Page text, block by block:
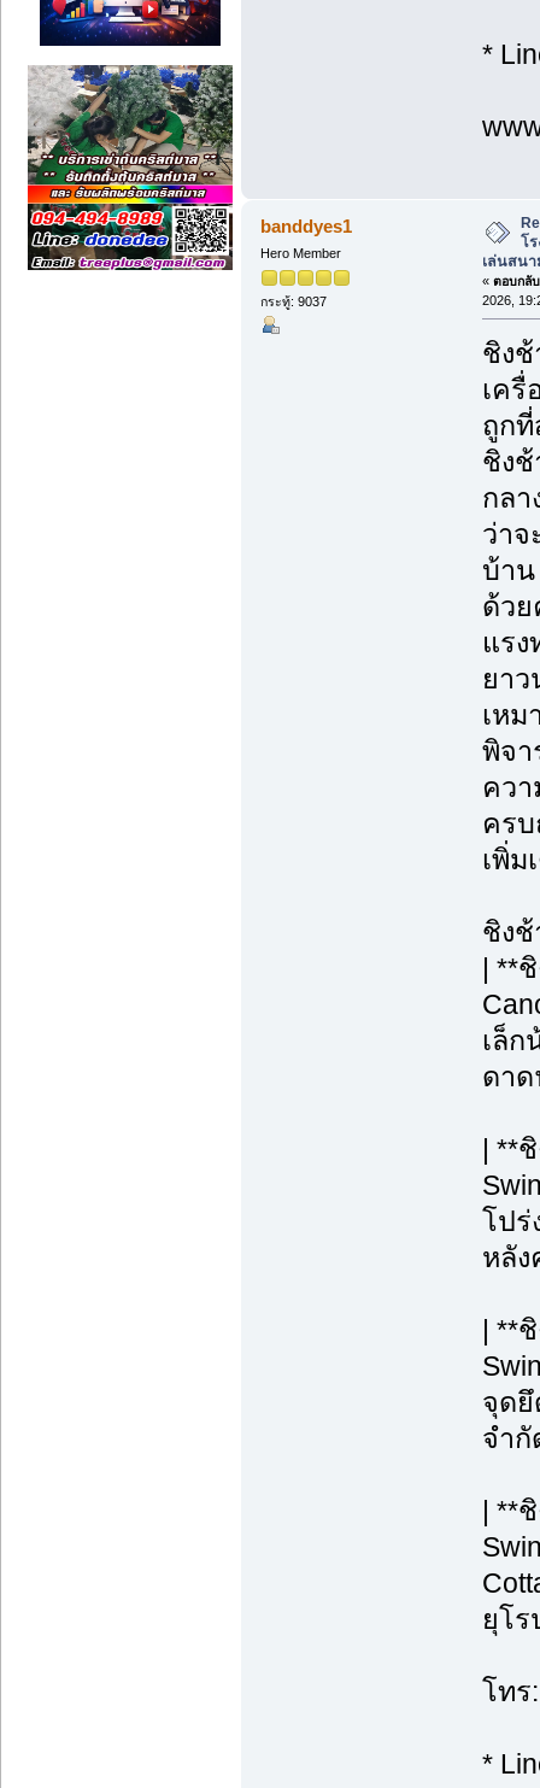
*
banddyes1
Hero Member
กระทู้: 9037
โ
เล่นสนา
« ตอบกลั
2026,
ชิงช้
เครื่
ถูกที่
ชิงช้
กลา
ว่าจ
บ้าน
ด้วย
แร
ยาว
เหม
พิจา
ควา
คร
เพิ่ม
ชิงช้
| **
เล็ก
ดา
| **
โปร่
หลัง
| **
จุด
จำกั
| **
ยุโ
โทร
*